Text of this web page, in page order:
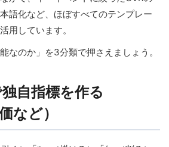
語化など、ほぼすべてのテンプレー
用しています。
なのか」を3分類で押さえましょう。
自指標を作る
など）